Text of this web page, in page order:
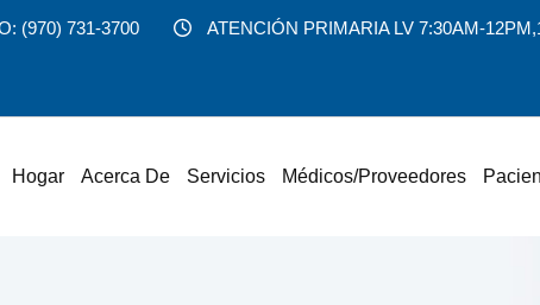
(970) 731-3700 ATENCIÓN PRIMARIA LV 7:30AM-
Hogar Acerca De Servicios Médicos/Proveedores